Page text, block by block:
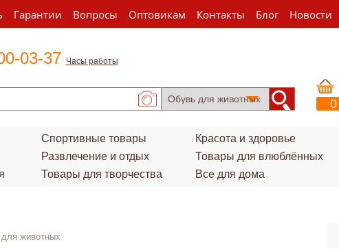
Гарантии Вопросы Оптовикам Контакты Блог Новости
03-37 Часы работы
0
Спортивные товары
Развлечение и отдых
Товары для творчества
Красота и здоровье
Товары для влюблённых
Все для дома
животных